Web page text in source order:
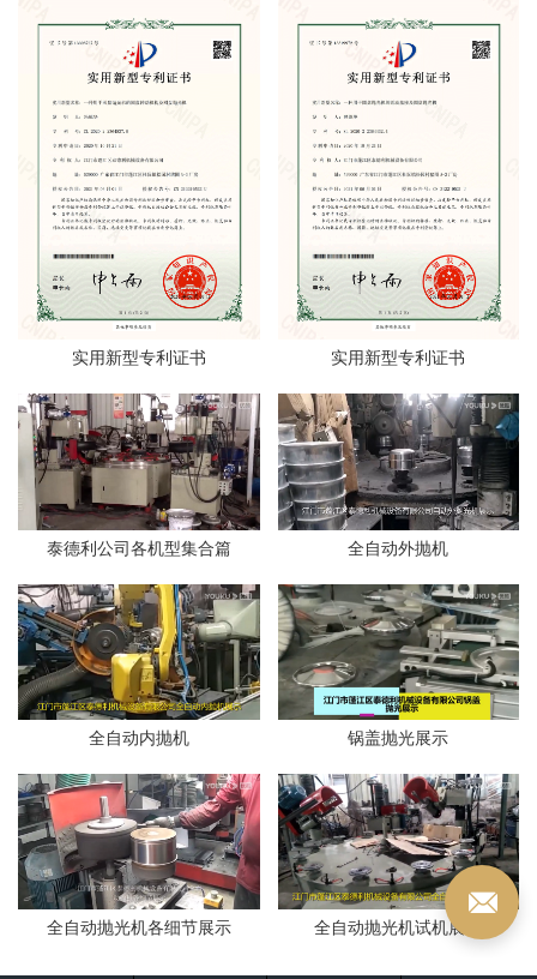
实用新型专利证书 实用新型专利证书
泰德利公司各机型集合篇 全自动外抛机
全自动内抛机 锅盖抛光展示
全自动抛光机各细节展示 全自动抛光机试机展示